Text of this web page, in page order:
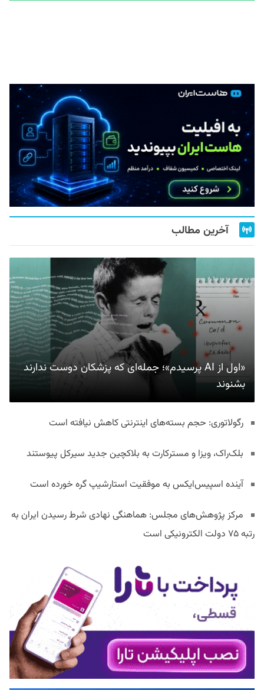
آخرین مطالب
«اول از AI پرسیدم»؛ جمله‌ای که پزشکان دوست ندارند
بشنوند
رگولاتوری: حجم بسته‌های اینترنتی کاهش نیافته است
بلک‌راک، ویزا و مسترکارت به بلاکچین جدید سیرکل پیوستند
آینده اسپیس‌ایکس به موفقیت استارشیپ گره خورده است
مرکز پژوهش‌های مجلس: هماهنگی نهادی شرط رسیدن ایران به
رتبه ۷۵ دولت الکترونیکی است